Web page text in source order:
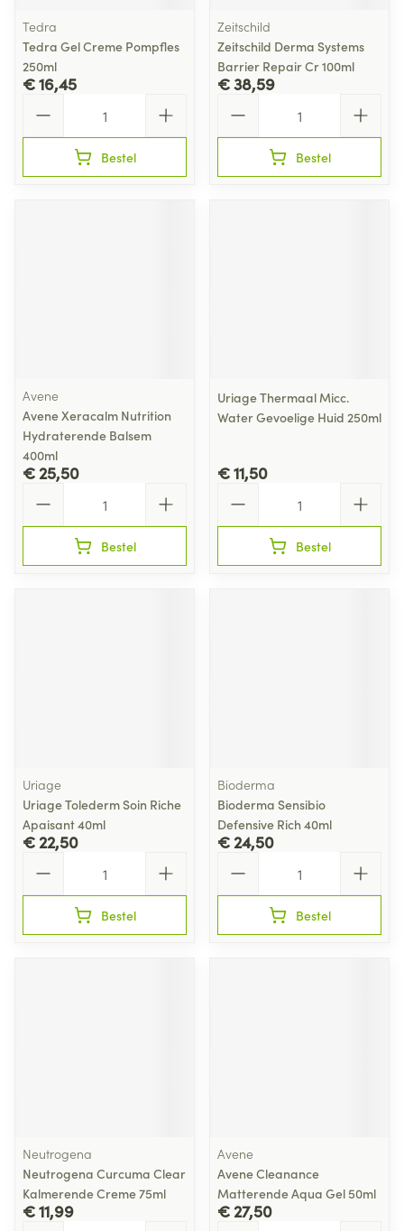
Tedra
Tedra Gel Creme Pompfles
250ml
€ 16,45
Bestel
Zeitschild
Zeitschild Derma Systems
Barrier Repair Cr 100ml
€ 38,59
Bestel
Avene
Avene Xeracalm Nutrition
Hydraterende Balsem
400ml
€ 25,50
Bestel
Uriage Thermaal Micc.
Water Gevoelige Huid 250ml
€ 11,50
Bestel
Uriage
Uriage Tolederm Soin Riche
Apaisant 40ml
€ 22,50
Bestel
Bioderma
Bioderma Sensibio
Defensive Rich 40ml
€ 24,50
Bestel
Neutrogena
Neutrogena Curcuma Clear
Kalmerende Creme 75ml
€ 11,99
Avene
Avene Cleanance
Matterende Aqua Gel 50ml
€ 27,50